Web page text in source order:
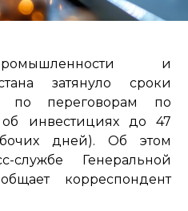
и
затянуло сроки
по переговорам по
об инвестициях до 47
дней). Об этом
службе Генеральной
корреспондент